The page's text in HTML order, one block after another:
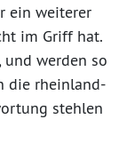
ein weiterer
im Griff hat.
werden so
die rheinland-
stehlen